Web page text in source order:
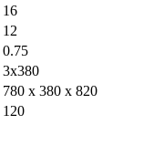
16
12
0.75
3x380
780 x 380 x 820
120